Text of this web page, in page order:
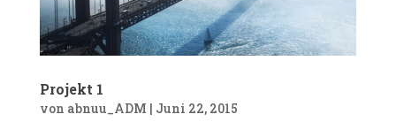
Projekt 1
von abnuu_ADM | Juni 22, 2015